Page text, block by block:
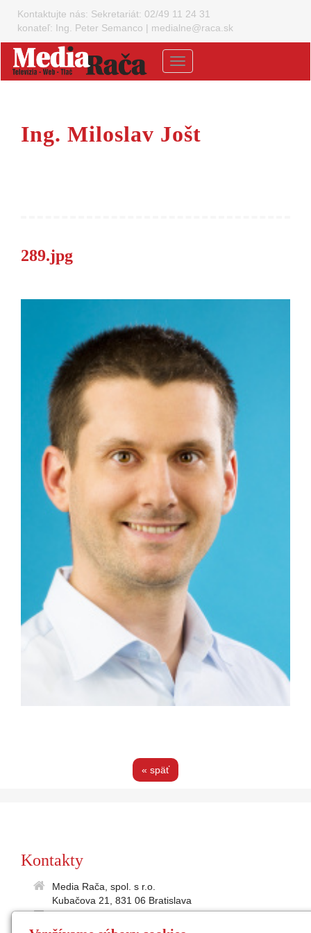
Kontaktujte nás: Sekretariát: 02/49 11 24 31
konateľ: Ing. Peter Semanco | medialne@raca.sk
Menu
Ing. Miloslav Jošt
289.jpg
« späť
Kontakty
Media Rača, spol. s r.o.
Kubačova 21, 831 06 Bratislava